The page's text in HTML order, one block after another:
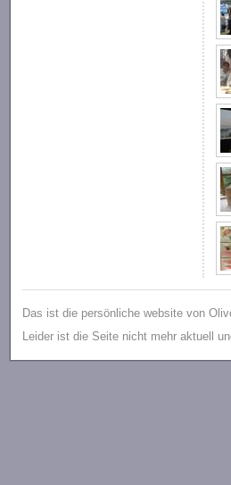
Das ist die persönliche website von
Leider ist die Seite nicht mehr aktuell